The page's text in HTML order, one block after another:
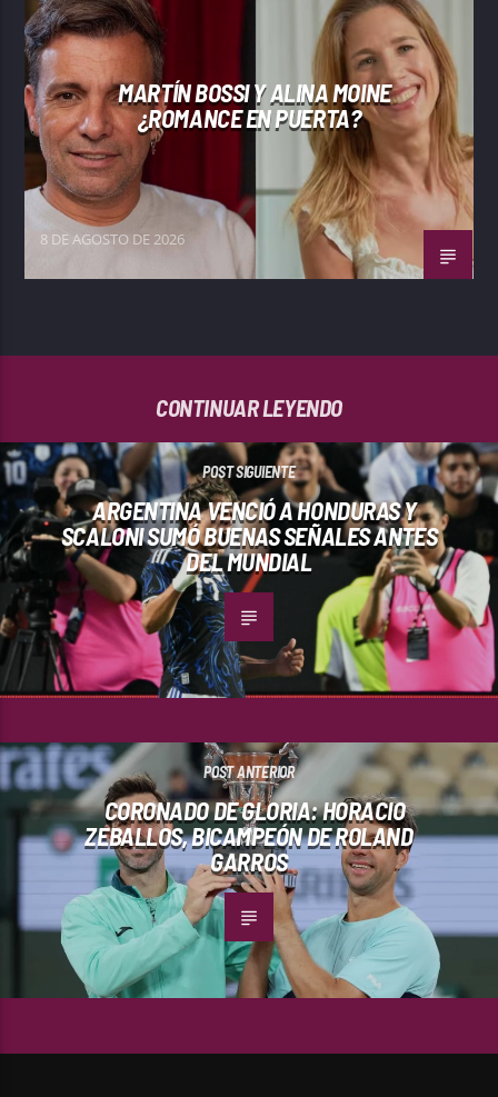
MARTÍN BOSSI Y ALINA MOINE
¿ROMANCE EN PUERTA?
8 DE AGOSTO DE 2026
CONTINUAR LEYENDO
POST SIGUIENTE
ARGENTINA VENCIÓ A HONDURAS Y
SCALONI SUMÓ BUENAS SEÑALES ANTES
DEL MUNDIAL
POST ANTERIOR
CORONADO DE GLORIA: HORACIO
ZEBALLOS, BICAMPEÓN DE ROLAND
GARROS